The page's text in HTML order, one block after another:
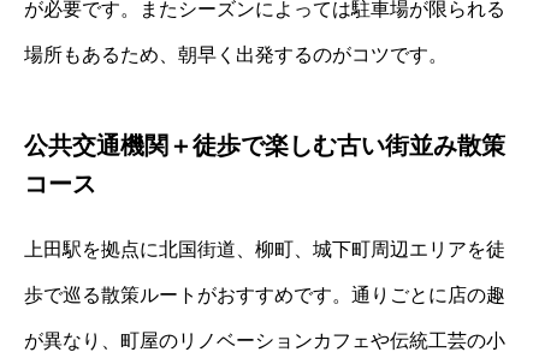
が必要です。またシーズンによっては駐車場が限られる
場所もあるため、朝早く出発するのがコツです。
公共交通機関＋徒歩で楽しむ古い街並み散策
コース
上田駅を拠点に北国街道、柳町、城下町周辺エリアを徒
歩で巡る散策ルートがおすすめです。通りごとに店の趣
が異なり、町屋のリノベーションカフェや伝統工芸の小